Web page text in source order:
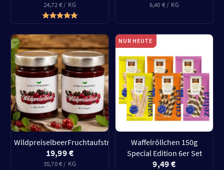
24,72 € / KG 6,40 € / KG
WildpreiselbeerFruchtaufstrich
19,99 €
35,70 € / KG
NUR HEUTE
Waffelröllchen 150g
Special Edition 6er Set
9,49 €